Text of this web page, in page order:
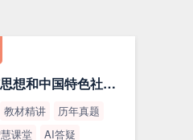
15041 毛泽东思想和中国特色社会主义理论体系概论（最新版）
教材精讲
历年真题
课堂
AI答疑